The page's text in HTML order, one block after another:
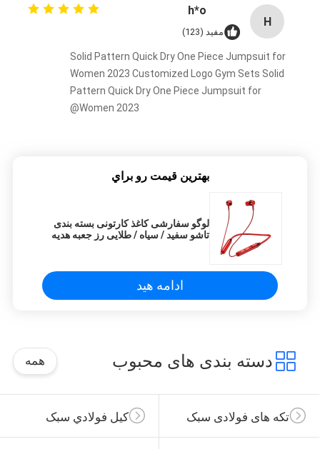
H
h*o
مفید (123)
Solid Pattern Quick Dry One Piece Jumpsuit for
Women 2023 Customized Logo Gym Sets Solid
Pattern Quick Dry One Piece Jumpsuit for
Women 2023@
بهترين قيمت رو براي
لوگو سفارشی کاغذ کارتونی بسته بندی
تاشو سفید / سیاه / طلایی رز جعبه هدیه
ادامه هید
دسته بندی های محبوب همه
کيل فولادي سبک تکه های فولادی سبک